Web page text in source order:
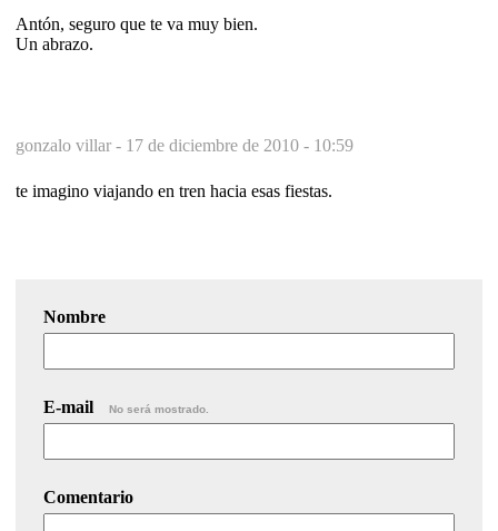
Antón, seguro que te va muy bien.
Un abrazo.
gonzalo villar - 17 de diciembre de 2010 - 10:59
te imagino viajando en tren hacia esas fiestas.
Nombre
E-mail No será mostrado.
Comentario